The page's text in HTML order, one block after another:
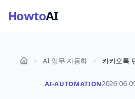
HowtoAI
AI 업무 자동화
AI-AUTOMATION2026-06-